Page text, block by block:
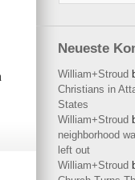
Neueste
William+Stroud
Christians in
States
William+Stroud
neighborhood
left out
William+Stroud